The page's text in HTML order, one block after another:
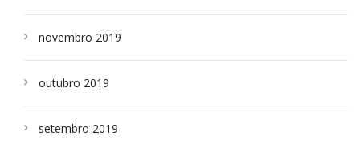
novembro 2019
outubro 2019
setembro 2019